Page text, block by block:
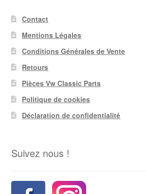
Contact
Mentions Légales
Conditions Générales de Vente
Retours
Pièces Vw Classic Parts
Politique de cookies
Déclaration de confidentialité
Suivez nous !